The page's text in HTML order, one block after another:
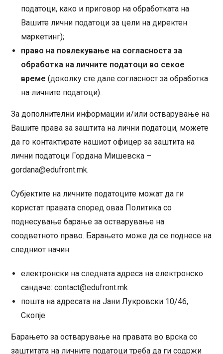
податоци, како и приговор на обработката на
Вашите лични податоци за цели на директен
маркетинг);
право на повлекување на согласноста за
обработка на личните податоци во секое
време (доколку сте дале согласност за обработка
на личните податоци).
За дополнителни информации и/или остварување на
Вашите права за заштита на лични податоци, можете
да го контактирате нашиот офицер за заштита на
лични податоци Гордана Мишевска –
gordana@edufront.mk.
Субјектите на личните податоците можат да ги
користат правата според оваа Политика со
поднесување барање за остварување на
соодветното право. Барањето може да се поднесе на
следниот начин:
електронски на следната адреса на електронско
сандаче: contact@edufront.mk
пошта на адресата на Јани Лукровски 10/46,
Скопје
Барањето за остварување на правата во врска со
заштитата на личните податоци треба да ги содржи